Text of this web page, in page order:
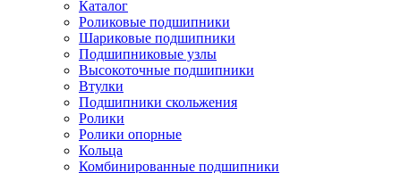
Каталог
Роликовые подшипники
Шариковые подшипники
Подшипниковые узлы
Высокоточные подшипники
Втулки
Подшипники скольжения
Ролики
Ролики опорные
Кольца
Комбинированные подшипники